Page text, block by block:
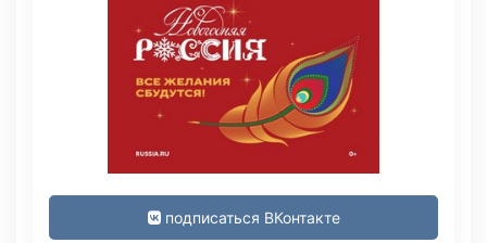
подписаться ВКонтакте